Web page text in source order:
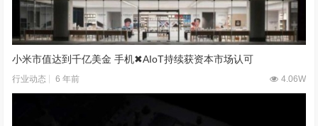
小米市值达到千亿美金 手机✖AIoT持续获资本市场认可
行业动态 6 年前 4.06W